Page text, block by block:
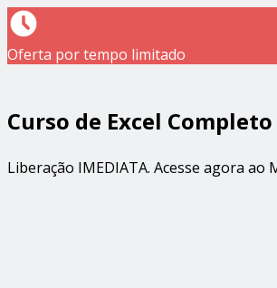
Oferta por tempo limitado
Curso de Excel Completo
Liberação IMEDIATA. Acesse agora ao